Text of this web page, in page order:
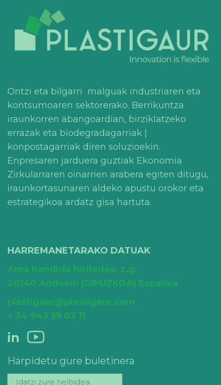
Ontzi eta bilgarri malguak industriaren eta
kontsumoaren sektorerako. Berrikuntza
iraunkorren abangoardian, birziklatzeko
errazak eta biodegradagarriak |
konpostagarriak diren soluzioekin.
Enpresaren jarduera guztiak Ekonomia
Zirkularraren oinarrien arabera egiten ditugu,
iraunkortasunaren aldeko apustu orokor eta
estrategikoa ardatz gisa hartuta.
HARREMANETARAKO DATUAK
Ama Kandida hiribidea, z.g.
20140 Andoain (GIPUZKOA) Espainia
plastigaur@plastigaur.com
+ 34 943 59 03 11
in
Harpidetu gure buletinera